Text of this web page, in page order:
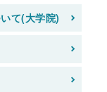
て(大学院)